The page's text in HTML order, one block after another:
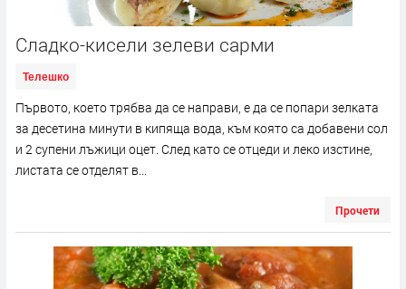
Сладко-кисели зелеви сарми
Телешко
Първото, което трябва да се направи, е да се попари зелката
за десетина минути в кипяща вода, към която са добавени сол
и 2 супени лъжици оцет. След като се отцеди и леко изстине,
листата се отделят в...
Прочети